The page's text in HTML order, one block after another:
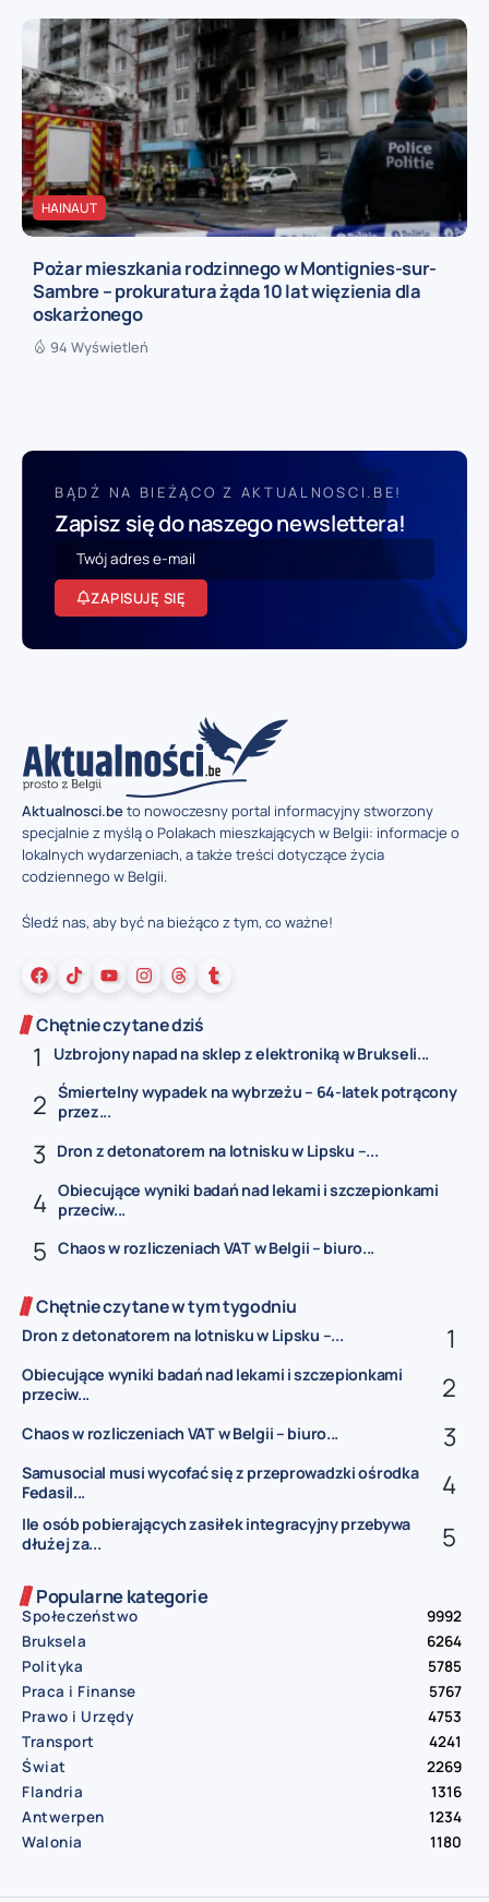
HAINAUT
Pożar mieszkania rodzinnego w Montignies-sur-
Sambre – prokuratura żąda 10 lat więzienia dla
oskarżonego
94 Wyświetleń
BĄDŹ NA BIEŻĄCO Z AKTUALNOSCI.BE!
Zapisz się do naszego newslettera!
ZAPISUJĘ SIĘ
Aktualnosci.beto nowoczesny portal informacyjny stworzony
specjalnie z myślą o Polakach mieszkających w Belgii: informacje o
lokalnych wydarzeniach, a także treści dotyczące życia
codziennego w Belgii.
Śledź nas, aby być na bieżąco z tym, co ważne!
Chętnie czytane dziś
Uzbrojony napad na sklep z elektroniką w Brukseli...
Śmiertelny wypadek na wybrzeżu – 64-latek potrącony
przez...
Dron z detonatorem na lotnisku w Lipsku –...
Obiecujące wyniki badań nad lekami i szczepionkami
przeciw...
Chaos w rozliczeniach VAT w Belgii – biuro...
Chętnie czytane w tym tygodniu
Dron z detonatorem na lotnisku w Lipsku –...
Obiecujące wyniki badań nad lekami i szczepionkami
przeciw...
Chaos w rozliczeniach VAT w Belgii – biuro...
Samusocial musi wycofać się z przeprowadzki ośrodka
Fedasil...
Ile osób pobierających zasiłek integracyjny przebywa
dłużej za...
Popularne kategorie
Społeczeństwo
9992
Bruksela
6264
Polityka
5785
Praca i Finanse
5767
Prawo i Urzędy
4753
Transport
4241
Świat
2269
Flandria
1316
Antwerpen
1234
Walonia
1180